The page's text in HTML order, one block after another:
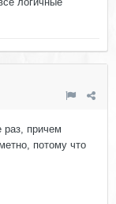
причем
потому что